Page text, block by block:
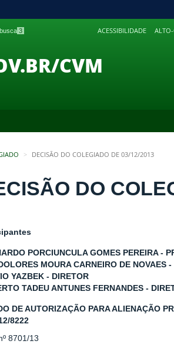
PARA
3 ACESSIBILIDADE ALTO-
CVM
DECISÃO DO COLEGIADO DE 03/12/2013
DO
PORCIUNCULA GOMES PEREIRA -
MOURA CARNEIRO DE NOVAES
YAZBEK - DIRETOR
TADEU ANTUNES FERNANDES -
DE AUTORIZAÇÃO PARA ALIENAÇÃO
8222
8701/13